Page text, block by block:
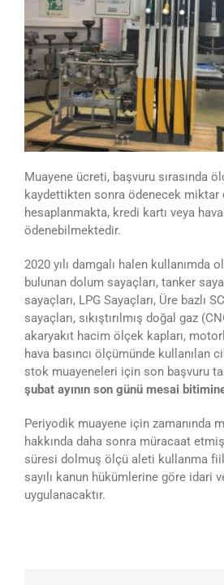
Muayene ücreti, başvuru sırasında
kaydettikten sonra ödenecek
hesaplanmakta, kredi kartı veya
ödenebilmektedir.
2020 yılı damgalı halen kullanımda
bulunan dolum sayaçları, tanker
sayaçları, LPG Sayaçları, Üre bazlı
sayaçları, sıkıştırılmış doğal gaz
akaryakıt hacim ölçek kapları,
hava basıncı ölçümünde kullanılan
stok muayeneleri için son başvuru
şubat ayının son günü mesai
Periyodik muayene için zamanında
hakkında daha sonra müracaat
süresi dolmuş ölçü aleti kullanma
sayılı kanun hükümlerine göre idari
uygulanacaktır.